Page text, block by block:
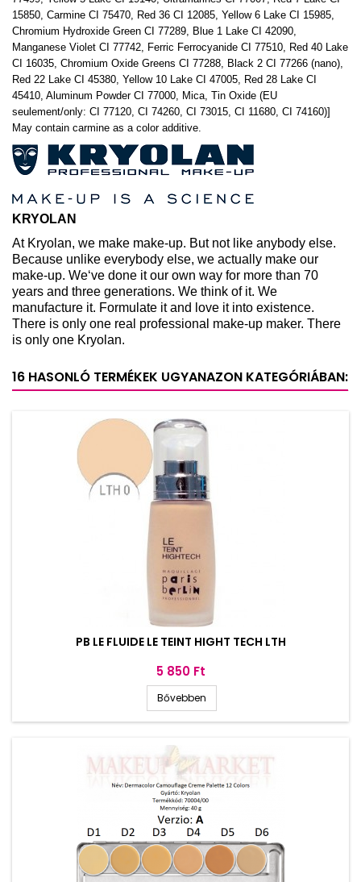
15850, Carmine CI 75470, Red 36 CI 12085, Yellow 6 Lake CI 15985,
Chromium Hydroxide Green CI 77289, Blue 1 Lake CI 42090,
Manganese Violet CI 77742, Ferric Ferrocyanide CI 77510, Red 40 Lake
CI 16035, Chromium Oxide Greens CI 77288, Black 2 CI 77266 (nano),
Red 22 Lake CI 45380, Yellow 10 Lake CI 47005, Red 28 Lake CI
45410, Aluminum Powder CI 77000, Mica, Tin Oxide (EU
seulement/only: CI 77120, CI 74260, CI 73015, CI 11680, CI 74160)]
May contain carmine as a color additive.
KRYOLAN
At Kryolan, we make make-up. But not like anybody else.
Because unlike everybody else, we actually make our
make-up. We‘ve done it our own way for more than 70
years and three generations. We think of it. We
manufacture it. Formulate it and love it into existence.
There is only one real professional make-up maker. There
is only one Kryolan.
16 HASONLÓ TERMÉKEK UGYANAZON KATEGÓRIÁBAN:
PB LE FLUIDE LE TEINT HIGHT TECH LTH
Ár
5 850 Ft
Bővebben